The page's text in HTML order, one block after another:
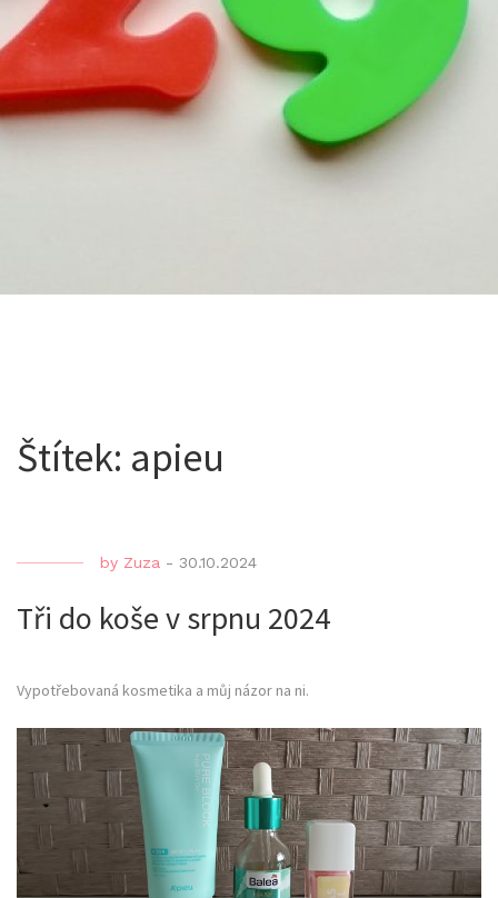
Štítek: apieu
by Zuza - 30.10.2024
Tři do koše v srpnu 2024
Vypotřebovaná kosmetika a můj názor na ni.